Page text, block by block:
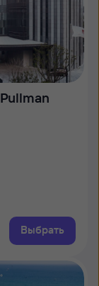
Выбрать